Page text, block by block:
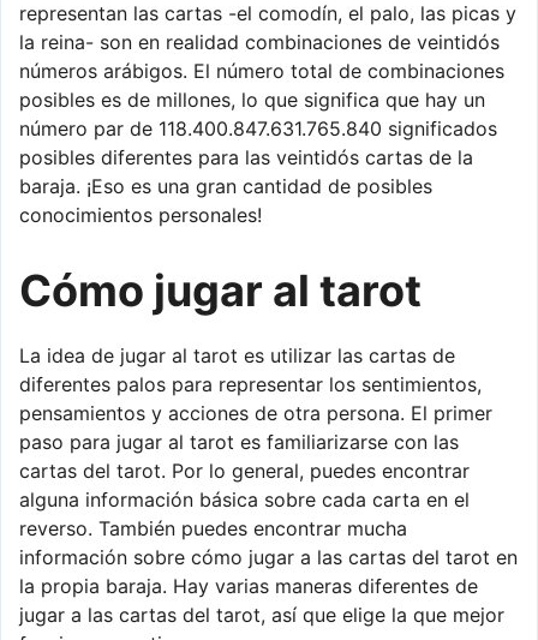
representan las cartas -el comodín, el palo, las picas y
la reina- son en realidad combinaciones de veintidós
números arábigos. El número total de combinaciones
posibles es de millones, lo que significa que hay un
número par de 118.400.847.631.765.840 significados
posibles diferentes para las veintidós cartas de la
baraja. ¡Eso es una gran cantidad de posibles
conocimientos personales!
Cómo jugar al tarot
La idea de jugar al tarot es utilizar las cartas de
diferentes palos para representar los sentimientos,
pensamientos y acciones de otra persona. El primer
paso para jugar al tarot es familiarizarse con las
cartas del tarot. Por lo general, puedes encontrar
alguna información básica sobre cada carta en el
reverso. También puedes encontrar mucha
información sobre cómo jugar a las cartas del tarot en
la propia baraja. Hay varias maneras diferentes de
jugar a las cartas del tarot, así que elige la que mejor